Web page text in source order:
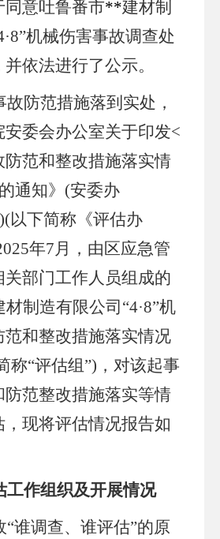
同意吐鲁番市**建材制
机械伤害事故调查处
并依法进行了公示。
故防范措施落到实处，
委会办公室关于印发<
防范和整改措施落实情
通知》(安委办
)(以下简称《评估办
年7月，由区应急管
部门工作人员组成的
材制造有限公司 “4·8”机
范和整改措施落实情况
称“评估组”)，对该起事
防范整改措施落实等情
现将评估情况报告如
工作组织及开展情况
“谁调查、谁评估”的原